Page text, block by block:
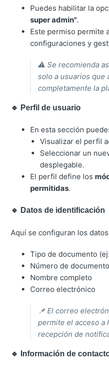
Puedes habilitar la
super admin".
Este permiso permite
configuraciones y
⚠️ Se recomienda
solo a usuarios que
completamente la
🔹 Perfil de usuario
En esta sección
Visualizar el perfil
Seleccionar un
desplegable.
El perfil define los
permitidas.
🔹 Datos de identificación
Aquí se configuran los
Tipo de documento
Número de documento
Nombre completo
Correo electrónico
📌 El correo
permite el acceso a
recepción de
🔹 Información de